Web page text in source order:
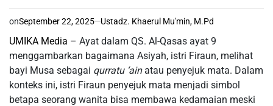
onSeptember 22, 2025 Ustadz. Khaerul Mu'min, M.Pd
UMIKA Media – Ayat dalam QS. Al-Qasas ayat 9
menggambarkan bagaimana Asiyah, istri Firaun, melihat
bayi Musa sebagai qurratu ‘ainatau penyejuk mata. Dalam
konteks ini, istri Firaun penyejuk mata menjadi simbol
betapa seorang wanita bisa membawa kedamaian meski